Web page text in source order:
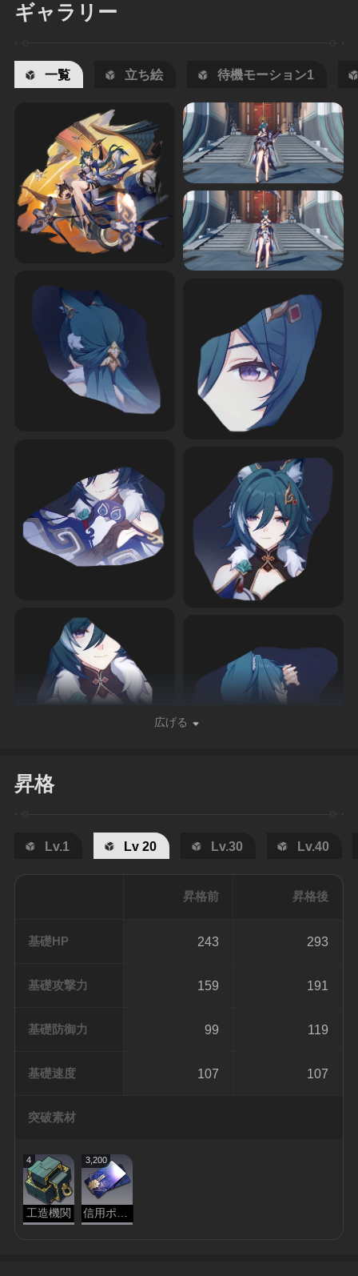
ギャラリー
一覧 立ち絵 待機モーション1
広げる
昇格
Lv.1 Lv 20 Lv.30 Lv.40
昇格前 昇格後
基礎HP 243 293
基礎攻撃力 159 191
基礎防御力 99 119
基礎速度 107 107
突破素材
4
工造機関
3,200
信用ポイント